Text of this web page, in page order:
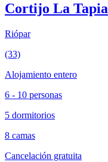
Cortijo La Tapia
Riópar
(33)
Alojamiento entero
6 - 10 personas
5 dormitorios
8 camas
Cancelación gratuita